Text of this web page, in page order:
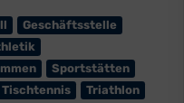
Geschäftsstelle
Sportstätten
Tischtennis
Triathlon